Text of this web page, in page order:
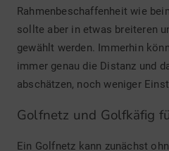
Rahmenbeschaffenheit wie
sollte aber in etwas breiteren
gewählt werden. Immerhin
immer genau die Distanz und
abschätzen, noch weniger
Golfnetz und Golfkäfig
Ein Golfnetz kann zunächst